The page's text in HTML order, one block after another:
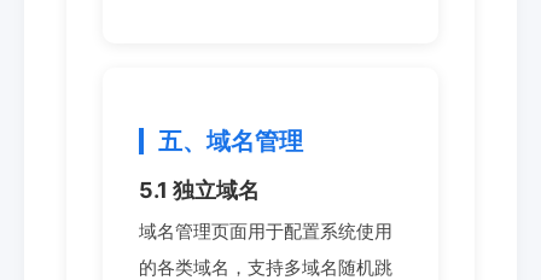
五、域名管理
5.1 独立域名
域名管理页面用于配置系统使用
的各类域名，支持多域名随机跳